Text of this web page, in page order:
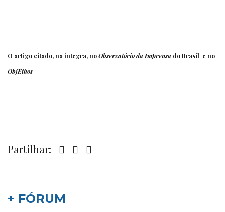
O artigo citado, na íntegra, noObservatório da Imprensa do Brasil e no
ObjEthos
Partilhar:
+ FÓRUM